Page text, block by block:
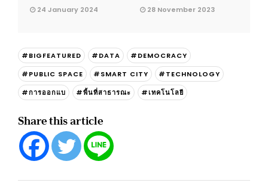
24 January 2024 28 November 2023
#BIGFEATURED #DATA
#DEMOCRACY
#PUBLIC SPACE
#SMART CITY
#TECHNOLOGY
#การออกแบ
#พื้นที่สาธารณะ #เทคโนโลยี
Share this article